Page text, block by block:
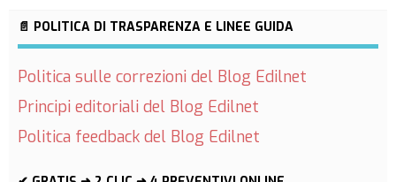
📄 POLITICA DI TRASPARENZA E LINEE GUIDA
Politica sulle correzioni del Blog Edilnet
Principi editoriali del Blog Edilnet
Politica feedback del Blog Edilnet